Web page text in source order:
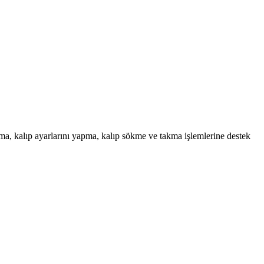
kalıp ayarlarını yapma, kalıp sökme ve takma işlemlerine destek